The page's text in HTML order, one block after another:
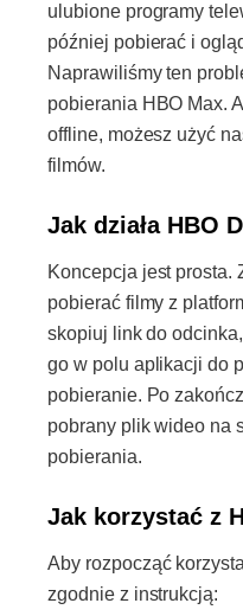
ulubione programy
później pobierać i
Naprawiliśmy ten
pobierania HBO Max.
offline, możesz użyć
filmów.
Jak działa HBO
Koncepcja jest prosta.
pobierać filmy z
skopiuj link do
go w polu aplikacji do
pobieranie. Po
pobrany plik wideo na
pobierania.
Jak korzystać z
Aby rozpocząć
zgodnie z instrukcją: